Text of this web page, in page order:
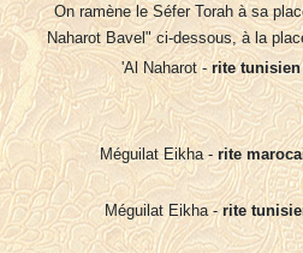
On ramène le Séfer Torah à sa
Naharot Bavel" ci-dessous, à la
'Al Naharot - rite tunisien
Méguilat Eikha - rite
Méguilat Eikha -rite